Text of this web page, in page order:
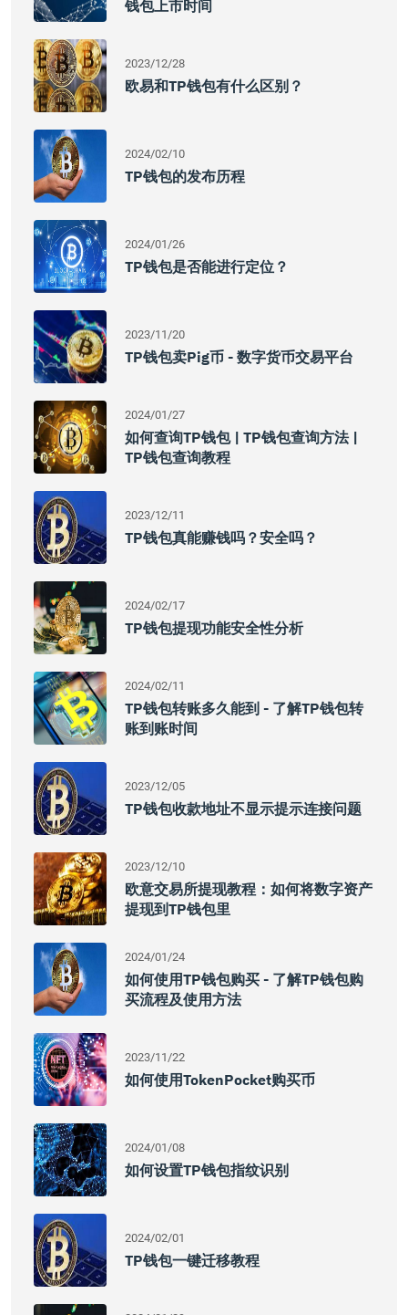
钱包上市时间
2023/12/28
欧易和TP钱包有什么区别？
2024/02/10
TP钱包的发布历程
2024/01/26
TP钱包是否能进行定位？
2023/11/20
TP钱包卖Pig币 - 数字货币交易平台
2024/01/27
如何查询TP钱包 | TP钱包查询方法 |
TP钱包查询教程
2023/12/11
TP钱包真能赚钱吗？安全吗？
2024/02/17
TP钱包提现功能安全性分析
2024/02/11
TP钱包转账多久能到 - 了解TP钱包转
账到账时间
2023/12/05
TP钱包收款地址不显示提示连接问题
2023/12/10
欧意交易所提现教程：如何将数字资产
提现到TP钱包里
2024/01/24
如何使用TP钱包购买 - 了解TP钱包购
买流程及使用方法
2023/11/22
如何使用TokenPocket购买币
2024/01/08
如何设置TP钱包指纹识别
2024/02/01
TP钱包一键迁移教程